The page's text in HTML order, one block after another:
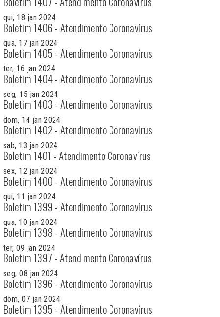
qui, 18 jan 2024
Boletim 1406 - Atendimento Coronavírus
qua, 17 jan 2024
Boletim 1405 - Atendimento Coronavírus
ter, 16 jan 2024
Boletim 1404 - Atendimento Coronavírus
seg, 15 jan 2024
Boletim 1403 - Atendimento Coronavírus
dom, 14 jan 2024
Boletim 1402 - Atendimento Coronavírus
sab, 13 jan 2024
Boletim 1401 - Atendimento Coronavírus
sex, 12 jan 2024
Boletim 1400 - Atendimento Coronavírus
qui, 11 jan 2024
Boletim 1399 - Atendimento Coronavírus
qua, 10 jan 2024
Boletim 1398 - Atendimento Coronavírus
ter, 09 jan 2024
Boletim 1397 - Atendimento Coronavírus
seg, 08 jan 2024
Boletim 1396 - Atendimento Coronavírus
dom, 07 jan 2024
Boletim 1395 - Atendimento Coronavírus